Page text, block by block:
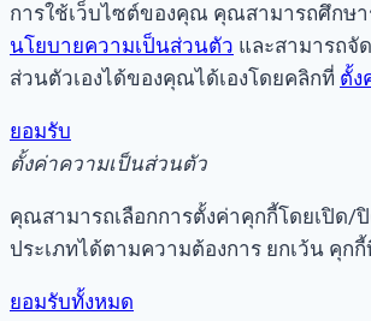
การใช้เว็บไซต์ของคุณ คุณสามารถศึกษา
นโยบายความเป็นส่วนตัว และสามารถจั
ส่วนตัวเองได้ของคุณได้เองโดยคลิกที่ ตั้ง
ยอมรับ
ตั้งค่าความเป็นส่วนตัว
คุณสามารถเลือกการตั้งค่าคุกกี้โดยเปิด/
ประเภทได้ตามความต้องการ ยกเว้น คุก
ยอมรับทั้งหมด